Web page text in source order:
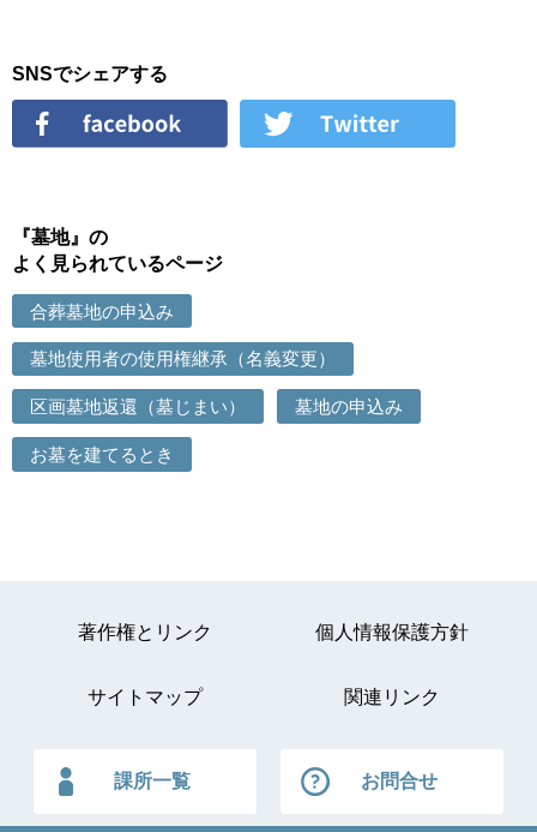
SNSでシェアする
『墓地』の
よく見られているページ
合葬墓地の申込み
墓地使用者の使用権継承（名義変更）
区画墓地返還（墓じまい） 墓地の申込み
お墓を建てるとき
著作権とリンク 個人情報保護方針
サイトマップ 関連リンク
課所一覧 お問合せ